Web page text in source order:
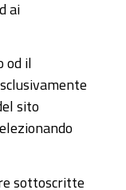
ai
od il
sito
sottoscritte